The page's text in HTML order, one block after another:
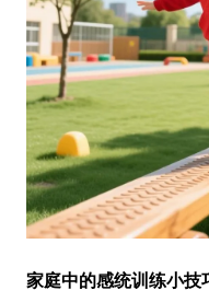
家庭中的感统训练小技